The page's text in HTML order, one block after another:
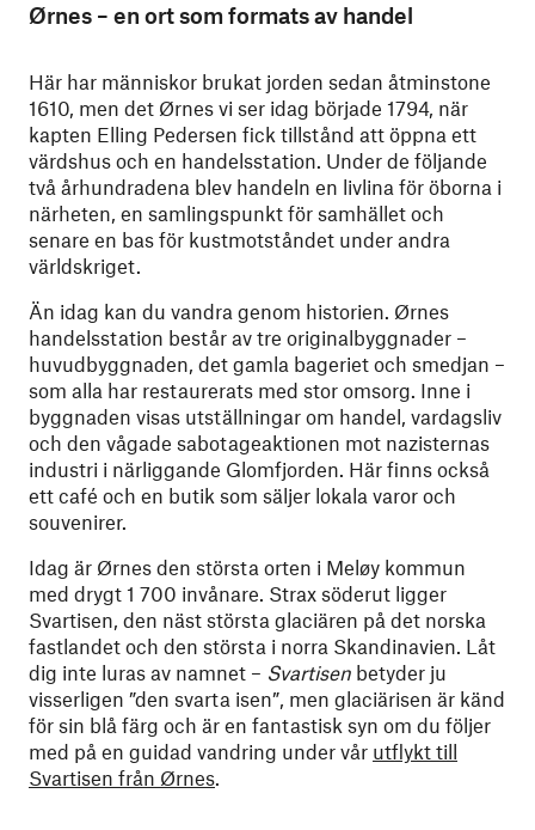
Ørnes – en ort som formats av handel
Här har människor brukat jorden sedan åtminstone
1610, men det Ørnes vi ser idag började 1794, när
kapten Elling Pedersen fick tillstånd att öppna ett
värdshus och en handelsstation. Under de följande
två århundradena blev handeln en livlina för öborna i
närheten, en samlingspunkt för samhället och
senare en bas för kustmotståndet under andra
världskriget.
Än idag kan du vandra genom historien. Ørnes
handelsstation består av tre originalbyggnader –
huvudbyggnaden, det gamla bageriet och smedjan –
som alla har restaurerats med stor omsorg. Inne i
byggnaden visas utställningar om handel, vardagsliv
och den vågade sabotageaktionen mot nazisternas
industri i närliggande Glomfjorden. Här finns också
ett café och en butik som säljer lokala varor och
souvenirer.
Idag är Ørnes den största orten i Meløy kommun
med drygt 1 700 invånare. Strax söderut ligger
Svartisen, den näst största glaciären på det norska
fastlandet och den största i norra Skandinavien. Låt
dig inte luras av namnet – Svartisen betyder ju
visserligen ”den svarta isen”, men glaciärisen är känd
för sin blå färg och är en fantastisk syn om du följer
med på en guidad vandring under vår utflykt till
Svartisen från Ørnes.